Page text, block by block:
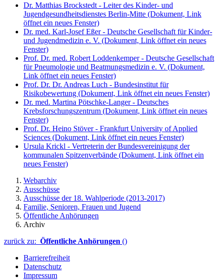
Dr. Matthias Brockstedt - Leiter des Kinder- und
Jugendgesundheitsdienstes Berlin-Mitte (Dokument, Link
öffnet ein neues Fenster)
Dr. med. Karl-Josef Eßer - Deutsche Gesellschaft für Kinder-
und Jugendmedizin e. V. (Dokument, Link öffnet ein neues
Fenster)
Prof. Dr. med. Robert Loddenkemper - Deutsche Gesellschaft
für Pneumologie und Beatmungsmedizin e. V. (Dokument,
Link öffnet ein neues Fenster)
Prof. Dr. Dr. Andreas Luch - Bundesinstitut für
Risikobewertung (Dokument, Link öffnet ein neues Fenster)
Dr. med. Martina Pötschke-Langer - Deutsches
Krebsforschungszentrum (Dokument, Link öffnet ein neues
Fenster)
Prof. Dr. Heino Stöver - Frankfurt University of Applied
Sciences (Dokument, Link öffnet ein neues Fenster)
Ursula Krickl - Vertreterin der Bundesvereinigung der
kommunalen Spitzenverbände (Dokument, Link öffnet ein
neues Fenster)
Webarchiv
Ausschüsse
Ausschüsse der 18. Wahlperiode (2013-2017)
Familie, Senioren, Frauen und Jugend
Öffentliche Anhörungen
Archiv
zurück zu: Öffentliche Anhörungen ()
Barrierefreiheit
Datenschutz
Impressum